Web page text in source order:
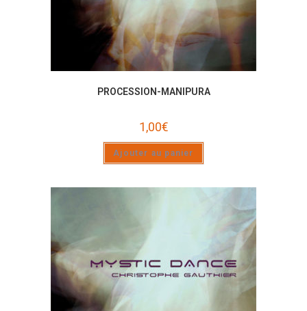
PROCESSION-MANIPURA
1,00€
Ajouter au panier